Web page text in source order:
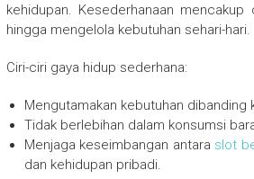
kehidupan. Kesederhanaan mencakup
hingga mengelola kebutuhan sehari-hari.
Ciri-ciri gaya hidup sederhana:
Mengutamakan kebutuhan dibanding
Tidak berlebihan dalam konsumsi
Menjaga keseimbangan antara slot
dan kehidupan pribadi.